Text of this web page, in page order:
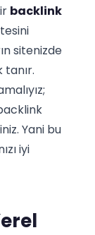
backlink
sitenizde
Yani bu
iyi